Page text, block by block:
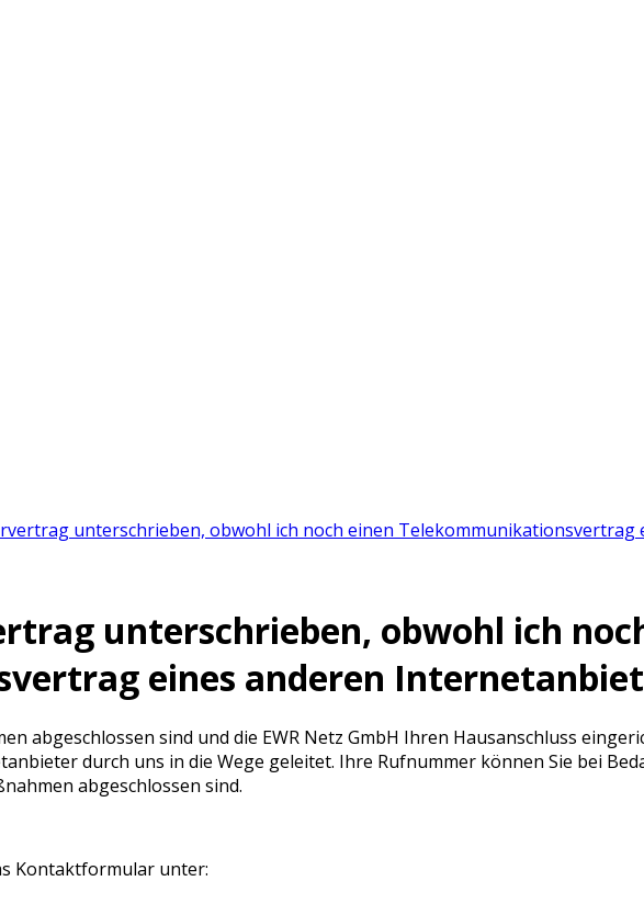
unterschrieben, obwohl ich noch einen
unterschrieben, obwohl ich
eines anderen
abgeschlossen sind und die EWR Netz GmbH Ihren Hausanschluss
durch uns in die Wege geleitet. Ihre Rufnummer können Sie bei
abgeschlossen sind.
Kontaktformular unter: